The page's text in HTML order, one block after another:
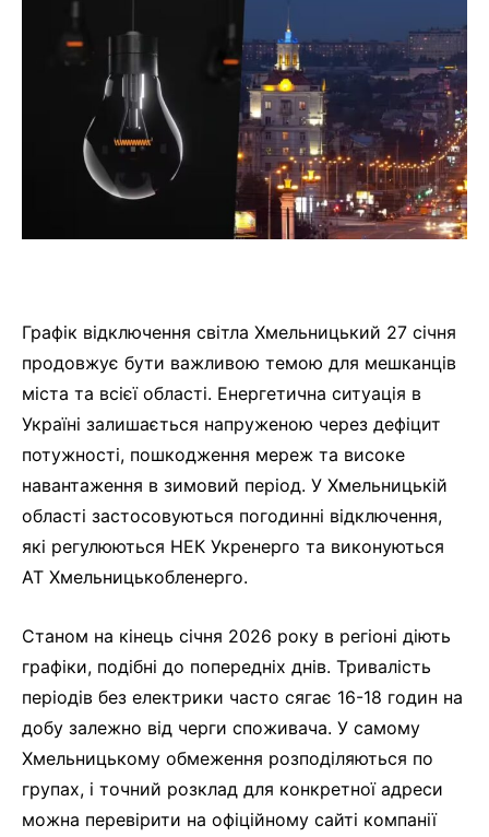
Графік відключення світла Хмельницький 27 січня
продовжує бути важливою темою для мешканців
міста та всієї області. Енергетична ситуація в
Україні залишається напруженою через дефіцит
потужності, пошкодження мереж та високе
навантаження в зимовий період. У Хмельницькій
області застосовуються погодинні відключення,
які регулюються НЕК Укренерго та виконуються
АТ Хмельницькобленерго.
Станом на кінець січня 2026 року в регіоні діють
графіки, подібні до попередніх днів. Тривалість
періодів без електрики часто сягає 16-18 годин на
добу залежно від черги споживача. У самому
Хмельницькому обмеження розподіляються по
групах, і точний розклад для конкретної адреси
можна перевірити на офіційному сайті компанії